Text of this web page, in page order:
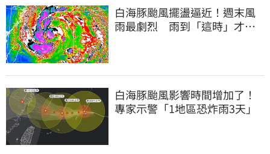
白海豚颱風擺盪逼近！週末風
雨最劇烈 雨到「這時」才趨
白海豚颱風影響時間增加了！
專家示警「1地區恐炸雨3天」